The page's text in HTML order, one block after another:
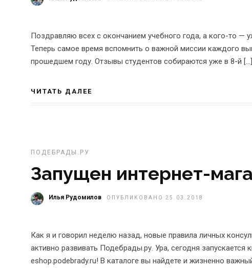
Поздравляю всех с окончанием учебного года, а кого-то —
Теперь самое время вспомнить о важной миссии каждого
прошедшем году. Отзывы студентов собираются уже в 8-й […]
ЧИТАТЬ ДАЛЕЕ
ПОДЕБРАДЫ.РУ
Запущен интернет-
Илья Рудомилов ОПУБЛИКОВАНО 25.03.2018
Как я и говорил неделю назад, новые правила личных
активно развивать Подебрады.ру. Ура, сегодня запускается
eshop.podebrady.ru! В каталоге вы найдете и жизненно